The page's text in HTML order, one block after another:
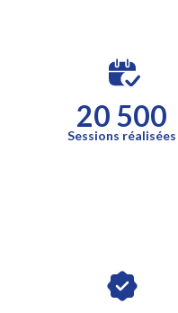
20 500
Sessions réalisées